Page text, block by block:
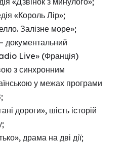
«Король Лір»;
Залізне море»;
документальний
Live» (Франція)
з синхронним
у межах програми
дороги», шість історій
драма на дві дії;